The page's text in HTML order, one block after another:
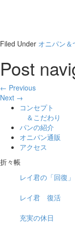
Filed Under オニパン＆
Post
← Previous
Next →
コンセプト
＆こだわり
パンの紹介
オニパン通販
アクセス
折々帳
レイ君の「回復」
レイ君 復活
充実の休日